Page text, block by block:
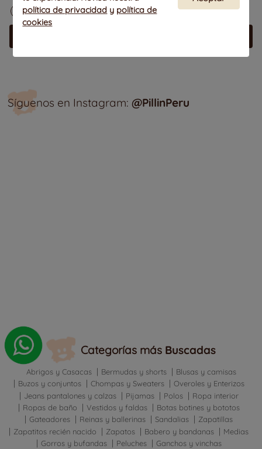
Cotizar
23 24
22 23
Síguenos en Instagram: @PillinPeru
Categorías más Buscadas
Abrigos y Casacas Bermudas y shorts
Blusas y camisas
Buzos y conjuntos
Chompas y Sweaters
Overoles y Enterizos
Jeans pantalones y calzas
Pijamas Polos
Ropa interior
Ropas de baño
Vestidos y faldas
Botas botines y bototos
Gateadores
Reinas y ballerinas Sandalias
Zapatillas
Zapatitos recién nacido
Zapatos Babero y bandanas
Medias
Gorros y bufandas
Peluches
Ganchos y vinchas
política de privacidad y política de
cookies